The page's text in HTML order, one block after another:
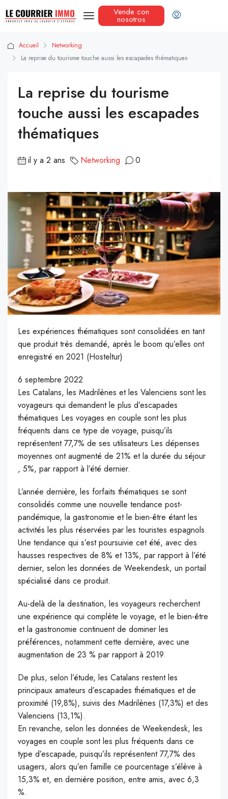
Vende con
nosotros
Accueil
Networking
La reprise du tourisme touche aussi les escapades thématiques
La reprise du tourisme
touche aussi les escapades
thématiques
il y a 2 ans Networking 0
Les expériences thématiques sont consolidées en tant
que produit très demandé, après le boom qu’elles ont
enregistré en 2021 (Hosteltur)
6 septembre 2022
Les Catalans, les Madrilènes et les Valenciens sont les
voyageurs qui demandent le plus d’escapades
thématiques Les voyages en couple sont les plus
fréquents dans ce type de voyage, puisqu’ils
représentent 77,7% de ses utilisateurs Les dépenses
moyennes ont augmenté de 21% et la durée du séjour
, 5%, par rapport à l’été dernier.
L’année dernière, les forfaits thématiques se sont
consolidés comme une nouvelle tendance post-
pandémique, la gastronomie et le bien-être étant les
activités les plus réservées par les touristes espagnols.
Une tendance qui s’est poursuivie cet été, avec des
hausses respectives de 8% et 13%, par rapport à l’été
dernier, selon les données de Weekendesk, un portail
spécialisé dans ce produit.
Au-delà de la destination, les voyageurs recherchent
une expérience qui complète le voyage, et le bien-être
et la gastronomie continuent de dominer les
préférences, notamment cette dernière, avec une
augmentation de 23 % par rapport à 2019.
De plus, selon l’étude, les Catalans restent les
principaux amateurs d’escapades thématiques et de
proximité (19,8%), suivis des Madrilènes (17,3%) et des
Valenciens (13,1%).
En revanche, selon les données de Weekendesk, les
voyages en couple sont les plus fréquents dans ce
type d’escapade, puisqu’ils représentent 77,7% des
usagers, alors qu’en famille ce pourcentage s’élève à
15,3% et, en dernière position, entre amis, avec 6,3
%.